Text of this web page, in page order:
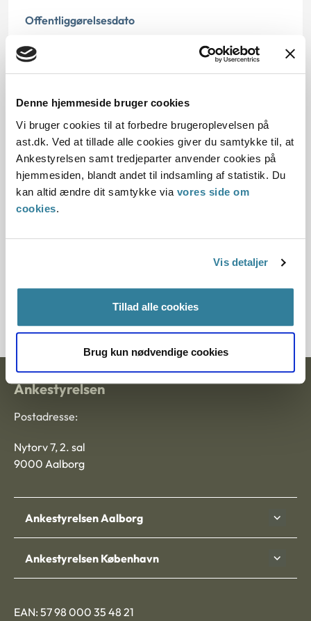
Denne hjemmeside bruger cookies
Vi bruger cookies til at forbedre brugeroplevelsen på
ast.dk. Ved at tillade alle cookies giver du samtykke til, at
Ankestyrelsen samt tredjeparter anvender cookies på
hjemmesiden, blandt andet til indsamling af statistik. Du
kan altid ændre dit samtykke via vores side om
cookies.
Vis detaljer
Tillad alle cookies
Brug kun nødvendige cookies
Offentliggørelsesdato
10.07.2013
Ministerialtidende årgang 2011. Gengivelsen af
nummer er teknisk begrundet, idet retsinfo-
dokumentet anvendes til en webservice til brug for
Ankestyrelsens afgørelsesdatabase på styrelsens
hjemmeside www.ast.dk.
Paragraf
§ 29 § 2 § 9
Ankestyrelsen
Postadresse:
Nytorv 7, 2. sal
9000 Aalborg
Ankestyrelsen Aalborg
Ankestyrelsen København
EAN: 57 98 000 35 48 21